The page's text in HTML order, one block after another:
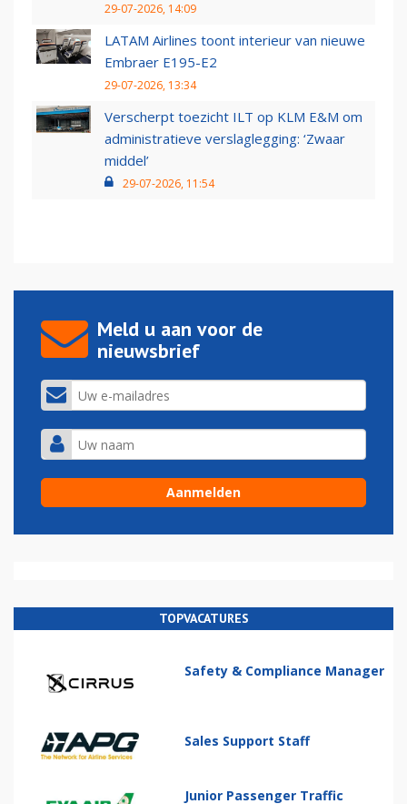
29-07-2026, 14:09
LATAM Airlines toont interieur van nieuwe
Embraer E195-E2
29-07-2026, 13:34
Verscherpt toezicht ILT op KLM E&M om
administratieve verslaglegging: ‘Zwaar
middel’
29-07-2026, 11:54
Meld u aan voor de
nieuwsbrief
TOPVACATURES
Safety & Compliance Manager
Sales Support Staff
Junior Passenger Traffic